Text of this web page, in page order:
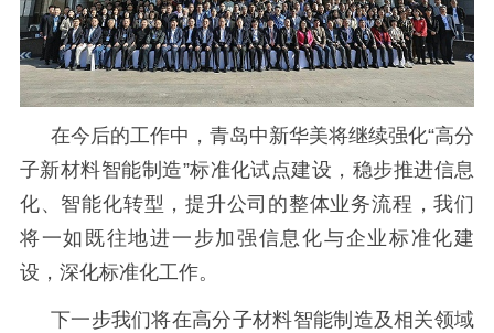
在今后的工作中，青岛中新华美将继续强化“高分
子新材料智能制造”标准化试点建设，稳步推进信息
化、智能化转型，提升公司的整体业务流程，我们
将一如既往地进一步加强信息化与企业标准化建
设，深化标准化工作。
下一步我们将在高分子材料智能制造及相关领域